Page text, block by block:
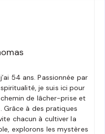
54 ans. Passionnée par
je suis ici pour
de lâcher-prise et
Grâce à des pratiques
chacun à cultiver la
explorons les mystères